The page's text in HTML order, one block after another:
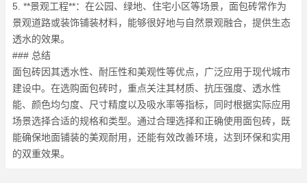
5. **景观工程**：在公园、绿地、住宅小区等场景，面包砖常作为
景观道路或装饰铺装材料，能够很好地与自然景观融合，提供生态
透水的效果。
### 总结
面包砖因其透水性、耐压性和美观性等优点，广泛应用于现代城市
建设中。在选购面包砖时，重点关注其材质、抗压强度、透水性
能、颜色均匀度、尺寸精度以及吸水率等指标，同时根据实际应用
场景选择合适的规格和类型。通过合理选择和正确使用面包砖，既
能确保地面铺装的美观耐用，还能有效改善环境，达到环保和实用
的双重效果。